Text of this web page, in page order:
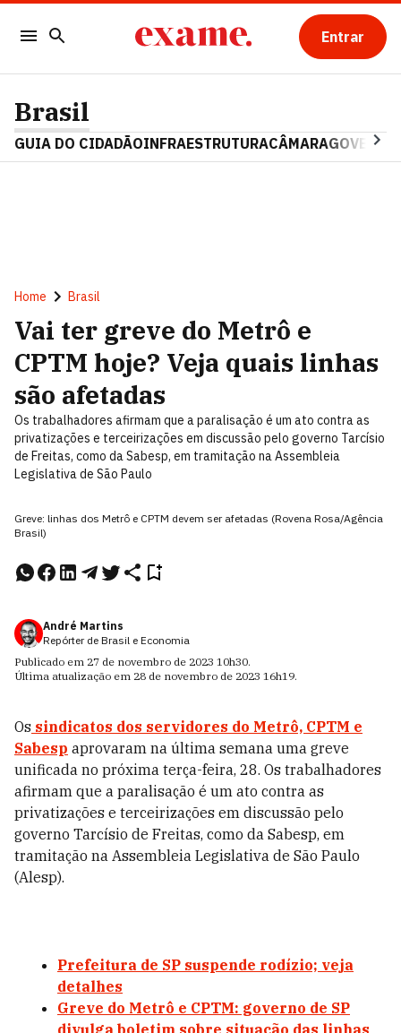
Entrar
Brasil
GUIA DO CIDADÃOINFRAESTRUTURACÂMARAGOVERNO
Home Brasil
Vai ter greve do Metrô e
CPTM hoje? Veja quais linhas
são afetadas
Os trabalhadores afirmam que a paralisação é um ato contra as
privatizações e terceirizações em discussão pelo governo Tarcísio
de Freitas, como da Sabesp, em tramitação na Assembleia
Legislativa de São Paulo
Greve: linhas dos Metrô e CPTM devem ser afetadas (Rovena Rosa/Agência
Brasil)
André Martins
Repórter de Brasil e Economia
Publicado em 27 de novembro de 2023 10h30.
Última atualização em 28 de novembro de 2023 16h19.
Os sindicatos dos servidores do Metrô, CPTM e
Sabesp aprovaram na última semana uma greve
unificada no próxima terça-feira, 28. Os trabalhadores
afirmam que a paralisação é um ato contra as
privatizações e terceirizações em discussão pelo
governo Tarcísio de Freitas, como da Sabesp, em
tramitação na Assembleia Legislativa de São Paulo
(Alesp).
Prefeitura de SP suspende rodízio; veja
detalhes
Greve do Metrô e CPTM: governo de SP
divulga boletim sobre situação das linhas